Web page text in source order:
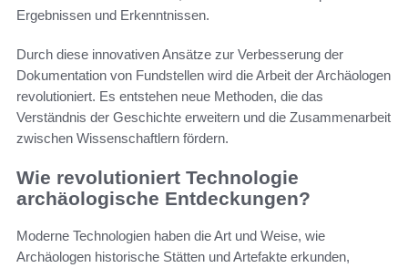
Ergebnissen und Erkenntnissen.
Durch diese innovativen Ansätze zur Verbesserung der
Dokumentation von Fundstellen wird die Arbeit der Archäologen
revolutioniert. Es entstehen neue Methoden, die das
Verständnis der Geschichte erweitern und die Zusammenarbeit
zwischen Wissenschaftlern fördern.
Wie revolutioniert Technologie
archäologische Entdeckungen?
Moderne Technologien haben die Art und Weise, wie
Archäologen historische Stätten und Artefakte erkunden,